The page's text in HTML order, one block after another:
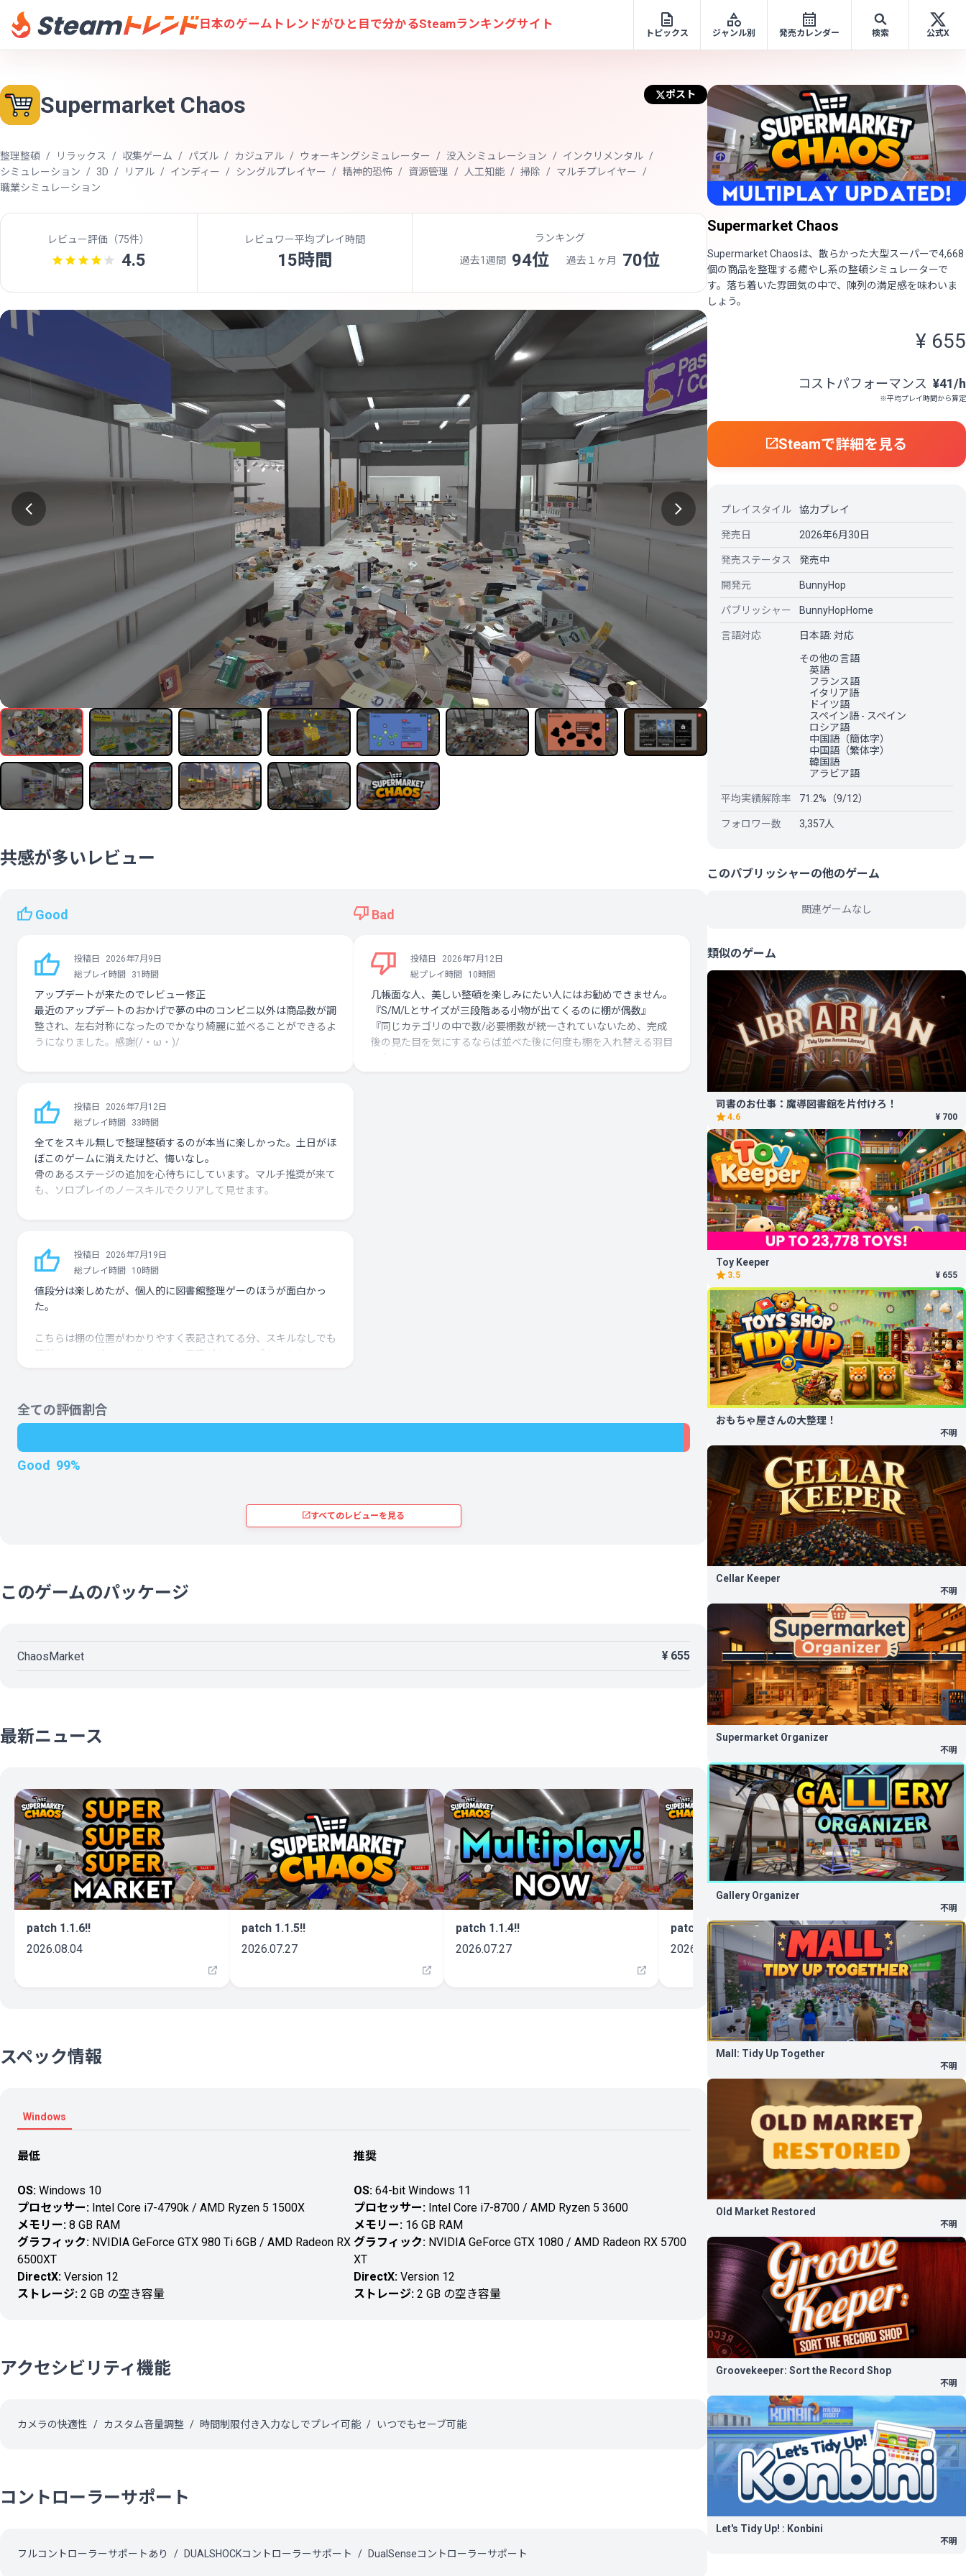
日本のゲームトレンドがひと目で分かるSteamランキングサイト
トピックス ジャンル別 発売カレンダー 検索 公式X
Supermarket Chaos ポスト
整理整頓 リラックス 収集ゲーム パズル カジュアル ウォーキングシミュレーター 没入シミュレーション
インクリメンタル
シミュレーション
3D リアル インディー シングルプレイヤー 精神的恐怖 資源管理 人工知能 掃除
マルチプレイヤー
職業シミュレーション
レビュー評価（75件）
4.5
レビュワー平均プレイ時間
15時間
ランキング
過去1週間 94位 過去１ヶ月 70位
共感が多いレビュー
Good
投稿日
2026年7月9日
総プレイ時間
31時間
アップデートが来たのでレビュー修正
最近のアップデートのおかげで夢の中のコンビニ以外は商品数が調
整され、左右対称になったのでかなり綺麗に並べることができるよ
うになりました。感謝(/・ω・)/
投稿日
2026年7月12日
総プレイ時間
33時間
全てをスキル無しで整理整頓するのが本当に楽しかった。土日がほ
ぼこのゲームに消えたけど、悔いなし。
骨のあるステージの追加を心待ちにしています。マルチ推奨が来て
も、ソロプレイのノースキルでクリアして見せます。
投稿日
2026年7月19日
総プレイ時間
10時間
値段分は楽しめたが、個人的に図書館整理ゲーのほうが面白かっ
た。
こちらは棚の位置がわかりやすく表記されてる分、スキルなしでも
簡単にできるが、その分スキルの恩恵があんまり感じられない。
初はマップを一々確認しなければならなかったが段々棚の位置を覚
えてくるプレイスキル上達の達成感。
いので、そのカタルシスが得られないのが少し残念だと思った。ス
キルなしでプレイしても大してプレイ感は変わらないと思う。
商品は１セット、２セット、３セットのものがあって、その商品は
隣の枠開けておかないと、同じ商品の２セットを別々で置くことに
しかし動画見ながら作業するのはまあ楽しいので、この値段ならお
すすめかな。
Bad
投稿日
2026年7月12日
総プレイ時間
10時間
几帳面な人、美しい整頓を楽しみにたい人にはお勧めできません。
『S/M/Lとサイズが三段階ある小物が出てくるのに棚が偶数』
『同じカテゴリの中で数/必要棚数が統一されていないため、完成
後の見た目を気にするならば並べた後に何度も棚を入れ替える羽目
になる』
全ての評価割合
Good 99%
すべてのレビューを見る
このゲームのパッケージ
ChaosMarket ¥ 655
最新ニュース
patch 1.1.6!!
2026.08.04
patch 1.1.5!!
2026.07.27
patch 1.1.4!!
2026.07.27
patch 1.1.6!!
2026.08.04
patch 1.1.5!!
2026.07.27
スペック情報
Windows
最低
OS: Windows 10
プロセッサー: Intel Core i7-4790k / AMD Ryzen 5 1500X
メモリー: 8 GB RAM
グラフィック: NVIDIA GeForce GTX 980 Ti 6GB / AMD Radeon RX
6500XT
DirectX: Version 12
ストレージ: 2 GB の空き容量
推奨
OS: 64-bit Windows 11
プロセッサー: Intel Core i7-8700 / AMD Ryzen 5 3600
メモリー: 16 GB RAM
グラフィック: NVIDIA GeForce GTX 1080 / AMD Radeon RX 5700
XT
DirectX: Version 12
ストレージ: 2 GB の空き容量
アクセシビリティ機能
カメラの快適性 カスタム音量調整 時間制限付き入力なしでプレイ可能 いつでもセーブ可能
コントローラーサポート
フルコントローラーサポートあり DUALSHOCKコントローラーサポート DualSenseコントローラーサポート
Supermarket Chaos
Supermarket Chaosは、散らかった大型スーパーで4,668
個の商品を整理する癒やし系の整頓シミュレーターで
す。落ち着いた雰囲気の中で、陳列の満足感を味わいま
しょう。
¥ 655
コストパフォーマンス ¥41/h
※平均プレイ時間から算定
Steamで詳細を見る
プレイスタイル 協力プレイ
発売日 2026年6月30日
発売ステータス 発売中
開発元 BunnyHop
パブリッシャー BunnyHopHome
言語対応
日本語: 対応
その他の言語
英語
フランス語
イタリア語
ドイツ語
スペイン語 - スペイン
ロシア語
中国語（簡体字）
中国語（繁体字）
韓国語
アラビア語
平均実績解除率 71.2%（9/12）
フォロワー数 3,357人
このパブリッシャーの他のゲーム
関連ゲームなし
類似のゲーム
司書のお仕事：魔導図書館を片付けろ！
4.6 ¥ 700
Toy Keeper
3.5 ¥ 655
おもちゃ屋さんの大整理！
不明
Cellar Keeper
不明
Supermarket Organizer
不明
Gallery Organizer
不明
Mall: Tidy Up Together
不明
Old Market Restored
不明
Groovekeeper: Sort the Record Shop
不明
Let's Tidy Up! : Konbini
不明